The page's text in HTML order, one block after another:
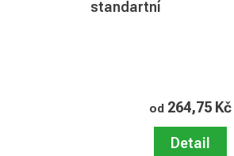
standartní
od264,75 Kč
Detail